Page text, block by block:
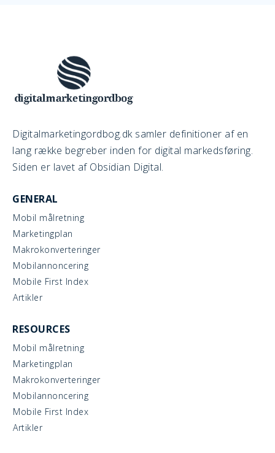
Digitalmarketingordbog.dk samler definitioner af en
lang række begreber inden for digital markedsføring.
Siden er lavet af Obsidian Digital.
GENERAL
Mobil målretning
Marketingplan
Makrokonverteringer
Mobilannoncering
Mobile First Index
Artikler
RESOURCES
Mobil målretning
Marketingplan
Makrokonverteringer
Mobilannoncering
Mobile First Index
Artikler